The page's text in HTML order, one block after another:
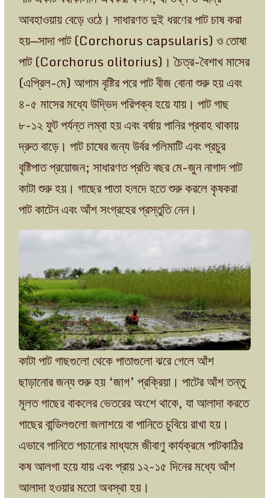
আবহাওয়ায় বেড়ে ওঠে। সাধারণত দুই ধরণের পাট চাষ করা
হয়—সাদা পাট (Corchorus capsularis) ও তোষা
পাট (Corchorus olitorius)। চৈত্র-বৈশাখ মাসের
(এপ্রিল-মে) আগাম বৃষ্টির পরে পাট বীজ বোনা শুরু হয় এবং
৪-৫ মাসের মধ্যে উদ্ভিদ পরিপক্ব হয়ে যায়। পাট গাছ
৮-১২ ফুট পর্যন্ত লম্বা হয় এবং বর্ষায় পানির প্রবাহ থাকায়
দ্রুত বাড়ে। পাট চাষের জন্য উর্বর পলিমাটি এবং প্রচুর
বৃষ্টিপাত প্রয়োজন; সাধারণত প্রতি বছর মে-জুন নাগাদ পাট
কাটা শুরু হয়। গাছের পাতা হলদে হতে শুরু করলে কৃষকরা
পাট কাটেন এবং আঁশ সংগ্রহের প্রস্তুতি নেন।
কাটা পাট গাছগুলো থেকে পাতাগুলো ঝরে গেলে আঁশ
ছাড়ানোর জন্য শুরু হয় ‘জাগ’ প্রক্রিয়া। পাটের আঁশ তন্তু
মূলত গাছের বাকলের ভেতরের অংশে থাকে, যা আলাদা করতে
গাছের বান্ডিলগুলো জলাশয়ে বা পানিতে চুবিয়ে রাখা হয়।
এভাবে পানিতে পচানোর মাধ্যমে জীবাণু কার্যক্রমে পাটকাঠির
কষ আলগা হয়ে যায় এবং প্রায় ১২-১৫ দিনের মধ্যে আঁশ
আলাদা হওয়ার মতো অবস্থা হয়।